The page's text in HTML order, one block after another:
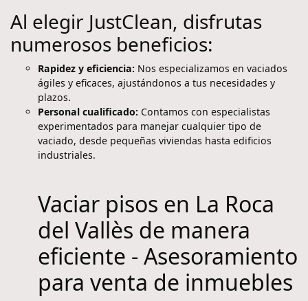
Al elegir JustClean, disfrutas
numerosos beneficios:
Rapidez y eficiencia: Nos especializamos en vaciados
ágiles y eficaces, ajustándonos a tus necesidades y
plazos.
Personal cualificado: Contamos con especialistas
experimentados para manejar cualquier tipo de
vaciado, desde pequeñas viviendas hasta edificios
industriales.
Vaciar pisos en La Roca
del Vallès de manera
eficiente - Asesoramiento
para venta de inmuebles